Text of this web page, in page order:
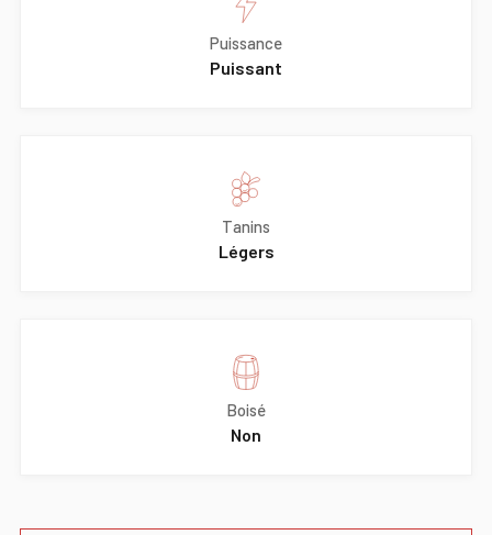
Puissance
Puissant
Tanins
Légers
Boisé
Non